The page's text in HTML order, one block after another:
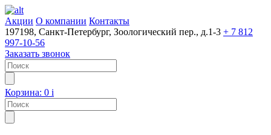
Акции О компании Контакты
197198, Санкт-Петербург, Зоологический пер., д.1-3 + 7 812
997-10-56
Заказать звонок
Корзина: 0 i